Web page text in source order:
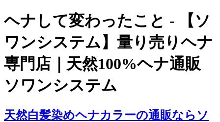
ヘナして変わったこと - 【ソ
ワンシステム】量り売りヘナ
専門店｜天然100%ヘナ通販
ソワンシステム
天然白髪染めヘナカラーの通販ならソ